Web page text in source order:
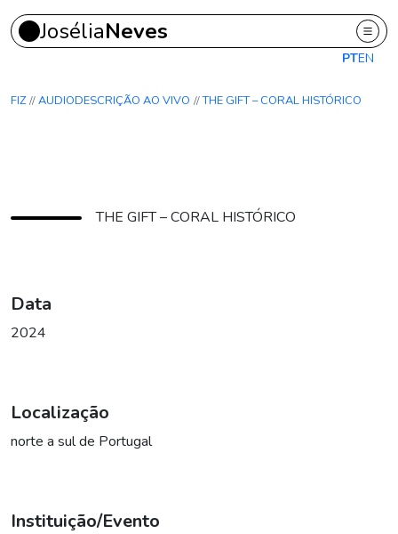
Ir para o conteúdo principal
JoséliaNeves
PTEN
FIZ AUDIODESCRIÇÃO AO VIVO THE GIFT – CORAL HISTÓRICO
THE GIFT – CORAL HISTÓRICO
Data
2024
Localização
norte a sul de Portugal
Instituição/Evento